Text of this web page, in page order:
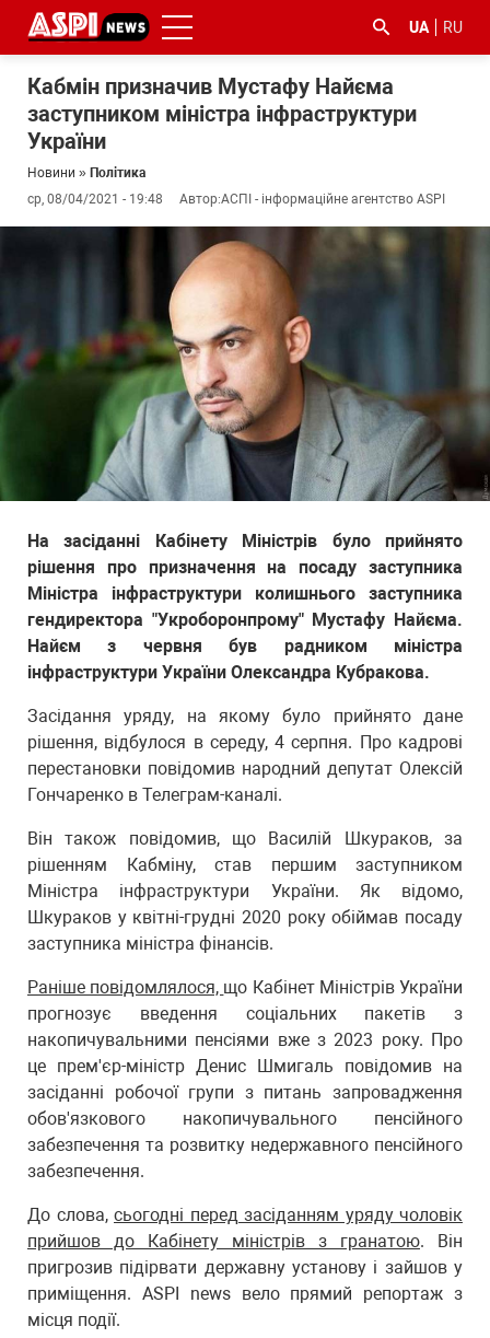
UA RU
Кабмін призначив Мустафу Найєма
заступником міністра інфраструктури
України
Новини » Політика
ср, 08/04/2021 - 19:48
Автор:АСПІ - інформаційне агентство ASPI
На засіданні Кабінету Міністрів було прийнято
рішення про призначення на посаду заступника
Міністра інфраструктури колишнього заступника
гендиректора "Укроборонпрому" Мустафу Найєма.
Найєм з червня був радником міністра
інфраструктури України Олександра Кубракова.
Засідання уряду, на якому було прийнято дане
рішення, відбулося в середу, 4 серпня. Про кадрові
перестановки повідомив народний депутат Олексій
Гончаренко в Телеграм-каналі.
Він також повідомив, що Василій Шкураков, за
рішенням Кабміну, став першим заступником
Міністра інфраструктури України. Як відомо,
Шкураков у квітні-грудні 2020 року обіймав посаду
заступника міністра фінансів.
Раніше повідомлялося, що Кабінет Міністрів України
прогнозує введення соціальних пакетів з
накопичувальними пенсіями вже з 2023 року. Про
це прем'єр-міністр Денис Шмигаль повідомив на
засіданні робочої групи з питань запровадження
обов'язкового накопичувального пенсійного
забезпечення та розвитку недержавного пенсійного
забезпечення.
До слова, сьогодні перед засіданням уряду чоловік
прийшов до Кабінету міністрів з гранатою. Він
пригрозив підірвати державну установу і зайшов у
приміщення. ASPI news вело прямий репортаж з
місця події.
#ДФС #Київ #коронавірус